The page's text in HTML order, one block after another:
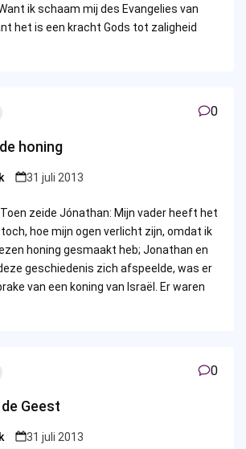
ik schaam mij des Evangelies van
het is een kracht Gods tot zaligheid
0
honing
31 juli 2013
Toen zeide Jónathan: Mijn vader heeft het
toch, hoe mijn ogen verlicht zijn, omdat ik
honing gesmaakt heb; Jonathan en
geschiedenis zich afspeelde, was er
van een koning van Israël. Er waren
0
Geest
31 juli 2013